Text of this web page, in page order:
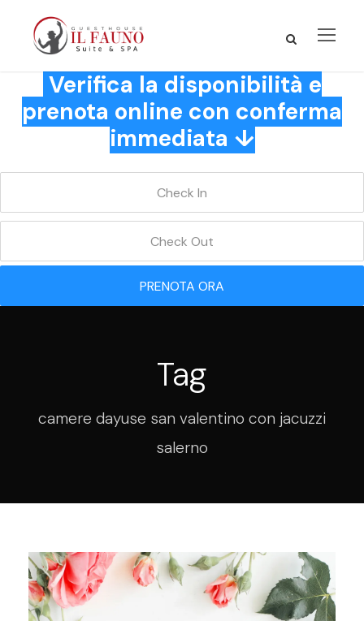
Verifica la disponibilità e
prenota online con conferma
immediata ↓
PRENOTA ORA
Tag
camere dayuse san valentino con jacuzzi
salerno